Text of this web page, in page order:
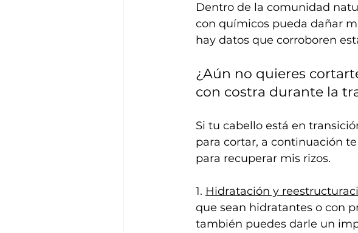
Dentro de la comunidad
con químicos pueda dañar
hay datos que corroboren
¿Aún no quieres
con costra durante la
Si tu cabello está en
para cortar, a continuación
para recuperar mis rizos.
1. Hidratación y
que sean hidratantes o con
también puedes darle un